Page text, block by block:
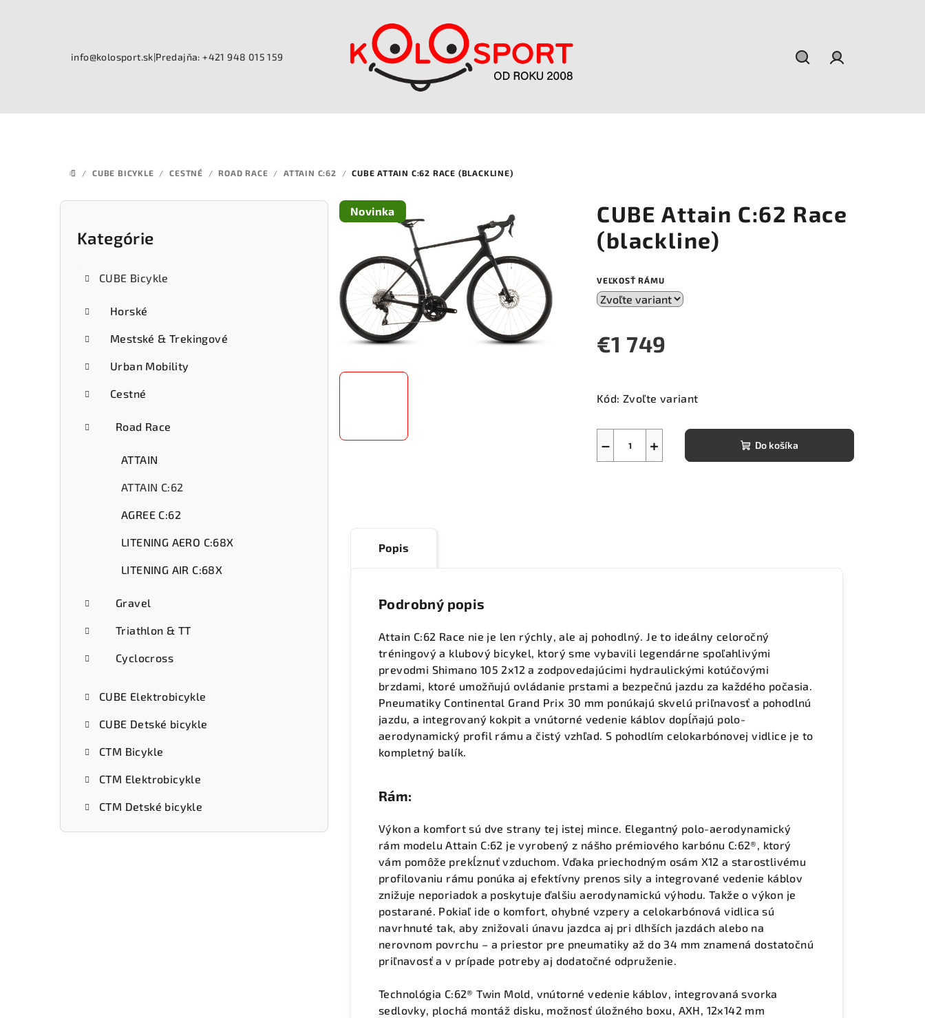
info@kolosport.sk|Predajňa: +421 948 015 159
DOMOV
/ CUBE BICYKLE / CESTNÉ / ROAD RACE / ATTAIN C:62 / CUBE ATTAIN C:62 RACE (BLACKLINE)
Preskočiť
Kategórie
CUBE Bicykle
Horské
Mestské & Trekingové
Urban Mobility
Cestné
Road Race
ATTAIN
ATTAIN C:62
AGREE C:62
LITENING AERO C:68X
LITENING AIR C:68X
Gravel
Triathlon & TT
Cyclocross
CUBE Elektrobicykle
CUBE Detské bicykle
CTM Bicykle
CTM Elektrobicykle
CTM Detské bicykle
CUBE Attain C:62 Race
(blackline)
VEĽKOSŤ RÁMU
€1 749
cena:
Kód: Zvoľte variant
+
− Do košíka
Novinka
Popis
Podrobný popis
Attain C:62 Race nie je len rýchly, ale aj pohodlný. Je to ideálny celoročný
tréningový a klubový bicykel, ktorý sme vybavili legendárne spoľahlivými
prevodmi Shimano 105 2x12 a zodpovedajúcimi hydraulickými kotúčovými
brzdami, ktoré umožňujú ovládanie prstami a bezpečnú jazdu za každého počasia.
Pneumatiky Continental Grand Prix 30 mm ponúkajú skvelú priľnavosť a pohodlnú
jazdu, a integrovaný kokpit a vnútorné vedenie káblov dopĺňajú polo-
aerodynamický profil rámu a čistý vzhľad. S pohodlím celokarbónovej vidlice je to
kompletný balík.
Rám:
Výkon a komfort sú dve strany tej istej mince. Elegantný polo-aerodynamický
rám modelu Attain C:62 je vyrobený z nášho prémiového karbónu C:62®, ktorý
vám pomôže prekĺznuť vzduchom. Vďaka priechodným osám X12 a starostlivému
profilovaniu rámu ponúka aj efektívny prenos sily a integrované vedenie káblov
znižuje neporiadok a poskytuje ďalšiu aerodynamickú výhodu. Takže o výkon je
postarané. Pokiaľ ide o komfort, ohybné vzpery a celokarbónová vidlica sú
navrhnuté tak, aby znižovali únavu jazdca aj pri dlhších jazdách alebo na
nerovnom povrchu – a priestor pre pneumatiky až do 34 mm znamená dostatočnú
priľnavosť a v prípade potreby aj dodatočné odpruženie.
Technológia C:62® Twin Mold, vnútorné vedenie káblov, integrovaná svorka
sedlovky, plochá montáž disku, možnosť úložného boxu, AXH, 12x142 mm